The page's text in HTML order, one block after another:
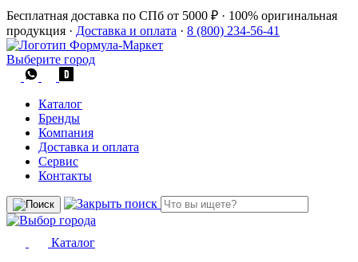
Бесплатная доставка по СПб от 5000 ₽ · 100% оригинальная
продукция · Доставка и оплата · 8 (800) 234-56-41
Выберите город
Каталог
Бренды
Компания
Доставка и оплата
Сервис
Контакты
Каталог